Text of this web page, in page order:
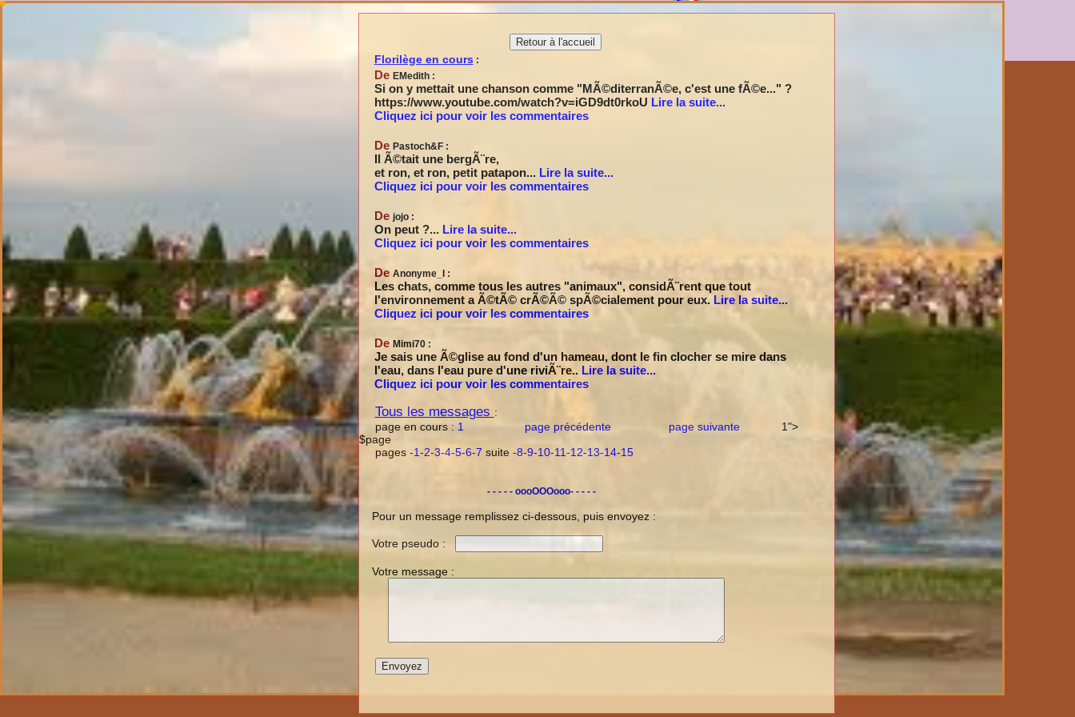
LFB
  La
France est belle
Florilège en cours :
De EMedith :
Si on y mettait une chanson comme "MÃ©diterranÃ©e, c'est une fÃ©e..." ?
https://www.youtube.com/watch?v=iGD9dt0rkoU Lire la suite...
Cliquez ici pour voir les commentaires
De Pastoch&F :
Il Ã©tait une bergÃ¨re,
et ron, et ron, petit patapon... Lire la suite...
Cliquez ici pour voir les commentaires
De jojo :
On peut ?... Lire la suite...
Cliquez ici pour voir les commentaires
De Anonyme_I :
Les chats, comme tous les autres "animaux", considÃ¨rent que tout
l'environnement a Ã©tÃ© crÃ©Ã© spÃ©cialement pour eux. Lire la suite...
Cliquez ici pour voir les commentaires
De Mimi70 :
Je sais une Ã©glise au fond d'un hameau, dont le fin clocher se mire dans
l'eau, dans l'eau pure d'une riviÃ¨re.. Lire la suite...
Cliquez ici pour voir les commentaires
Tous les messages :
page en cours : 1 page précédente page suivante
1">
$page
pages -1-2-3-4-5-6-7 suite -8-9-10-11-12-13-14-15
- - - - - oooOOOooo- - - - -
Pour un message remplissez ci-dessous, puis envoyez :
Votre pseudo :
Votre message :